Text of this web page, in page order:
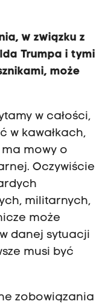
w związku z
Trumpa i tymi
może
w całości,
w kawałkach,
mowy o
Oczywiście
militarnych,
może
danej sytuacji
musi być
zobowiązania